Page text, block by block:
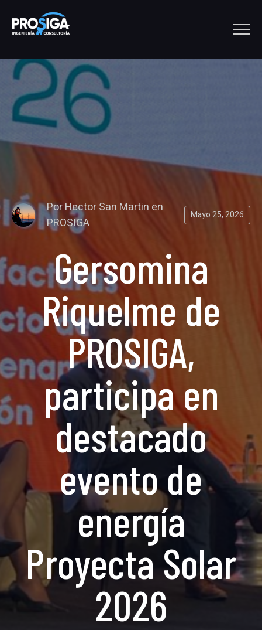
PorHector San Martin en
PROSIGA
Mayo 25, 2026
Gersomina
Riquelme de
PROSIGA,
participa en
destacado
evento de
energía
Proyecta Solar
2026